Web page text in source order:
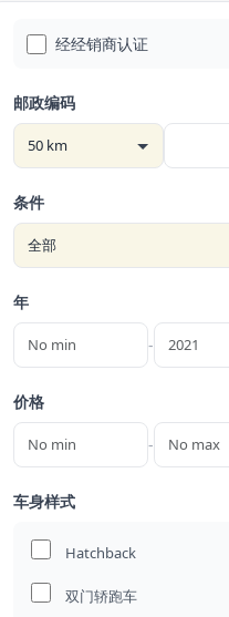
经经销商认证
邮政编码
条件
年
-
价格
-
车身样式
Hatchback
双门轿跑车